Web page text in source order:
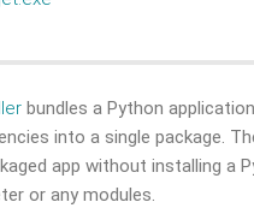
bundles a Python
into a single package.
app without installing a
or any modules.